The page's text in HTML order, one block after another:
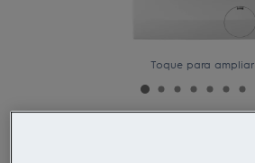
Toque para ampliar